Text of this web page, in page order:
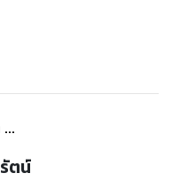
ตน์